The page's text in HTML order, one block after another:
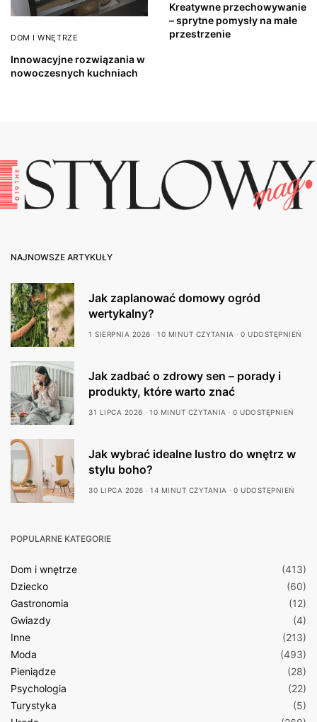
DOM I WNĘTRZE
Innowacyjne rozwiązania w
nowoczesnych kuchniach
Kreatywne przechowywanie
– sprytne pomysły na małe
przestrzenie
NAJNOWSZE ARTYKUŁY
Jak zaplanować domowy ogród
wertykalny?
1 SIERPNIA 2026 10 MINUT CZYTANIA 0 UDOSTĘPNIEŃ
Jak zadbać o zdrowy sen – porady i
produkty, które warto znać
31 LIPCA 2026 10 MINUT CZYTANIA 0 UDOSTĘPNIEŃ
Jak wybrać idealne lustro do wnętrz w
stylu boho?
30 LIPCA 2026 14 MINUT CZYTANIA 0 UDOSTĘPNIEŃ
POPULARNE KATEGORIE
Dom i wnętrze
(413)
Dziecko
(60)
Gastronomia
(12)
Gwiazdy
(4)
Inne
(213)
Moda
(493)
Pieniądze
(28)
Psychologia
(22)
Turystyka
(5)